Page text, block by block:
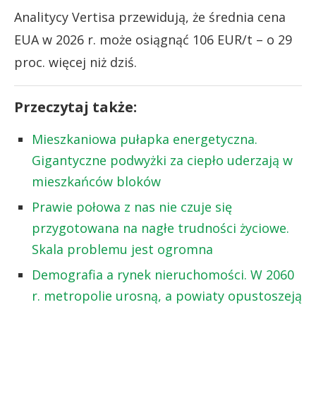
Analitycy Vertisa przewidują, że średnia cena
EUA w 2026 r. może osiągnąć 106 EUR/t – o 29
proc. więcej niż dziś.
Przeczytaj także:
Mieszkaniowa pułapka energetyczna.
Gigantyczne podwyżki za ciepło uderzają w
mieszkańców bloków
Prawie połowa z nas nie czuje się
przygotowana na nagłe trudności życiowe.
Skala problemu jest ogromna
Demografia a rynek nieruchomości. W 2060
r. metropolie urosną, a powiaty opustoszeją